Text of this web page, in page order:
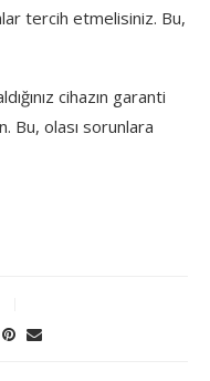
tercih etmelisiniz. Bu,
cihazın garanti
Bu, olası sorunlara